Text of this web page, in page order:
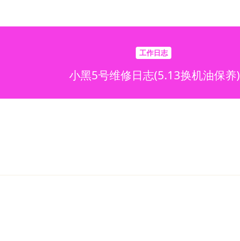
工作日志
小黑5号维修日志(5.13换机油保养)